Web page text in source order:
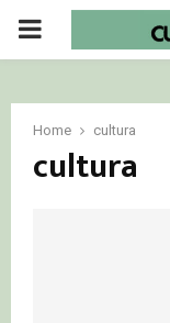
PRIMARY
Home cultura
cultura